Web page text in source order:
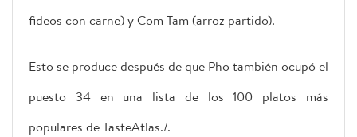
fideos con carne) y Com Tam (arroz partido).
Esto se produce después de que Pho también ocupó el
puesto 34 en una lista de los 100 platos más
populares de TasteAtlas./.